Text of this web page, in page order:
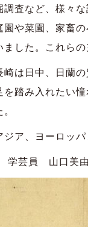
調査など、様々
や菜園、家畜
した。これら
崎は日中、日蘭
を踏み入れたい
ア、ヨーロッ
学芸員 山口美